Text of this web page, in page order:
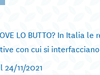
LO BUTTO? In
con cui si
11/2021